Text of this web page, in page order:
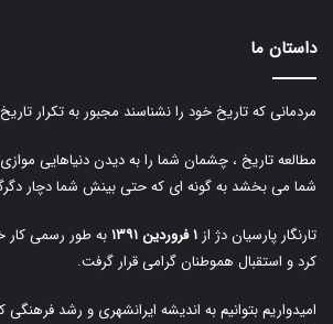
داستان ما
مردمانی که تاریخ خود را نشناسند مجبور به تکرار
مطالعه تاریخ ، چشمان شما را به دیدن دنیاهایی
شما می بخشد به گونه ای که حتی بینش شما دچار
تارنگار پارسیان دژ از۱ فروردین ۱۳۹۱
به طور رسمی کار
کرد و استقبال هموطنان گرامی قرار گرفت.
امیدواریم بتوانیم به اندیشه ایرانشهری و رشد